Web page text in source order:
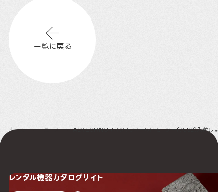
ホーム ニュース ADTECHNO 7インチフィールドモニター(75SB)入荷し
一覧に戻る
レンタル機器カタログサイト